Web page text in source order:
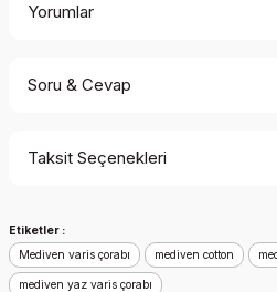
Yorumlar
Soru & Cevap
Soru Sor
Taksit Seçenekleri
Etiketler :
Mediven varis çorabı
mediven cotton
mediven yaz varis çorabı